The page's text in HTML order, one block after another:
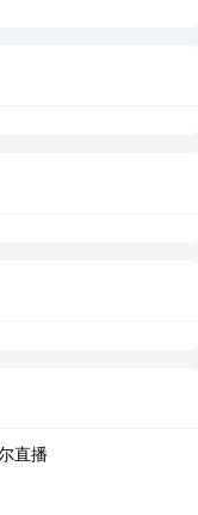
直播